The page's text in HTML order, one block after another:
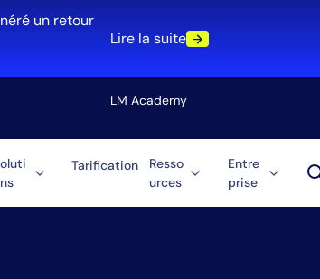
un retour
Lire la suite
LM Academy
Tarification
Resso
urces
Entre
prise